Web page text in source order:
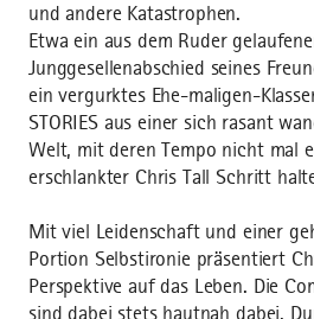
und andere Katastrophen.
Etwa ein aus dem Ruder
Junggesellenabschied seines
ein vergurktes Ehe-maligen-
STORIES aus einer sich rasant
Welt, mit deren Tempo nicht mal
erschlankter Chris Tall Schritt
Mit viel Leidenschaft und einer
Portion Selbstironie präsentiert
Perspektive auf das Leben. Die
sind dabei stets hautnah dabei.